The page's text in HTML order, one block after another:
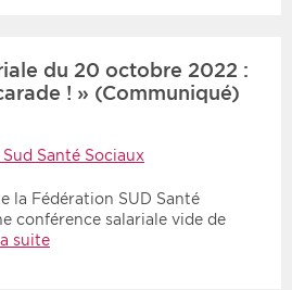
du 20 octobre 2022 :
! » (Communiqué)
Santé Sociaux
la Fédération SUD Santé
conférence salariale vide de
suite